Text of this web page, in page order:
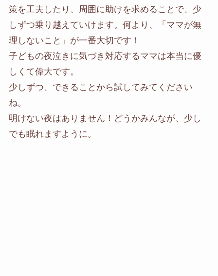
策を工夫したり、周囲に助けを求めることで、少
しずつ乗り越えていけます。何より、「ママが無
理しないこと」が一番大切です！
子どもの夜泣きに気づき対応するママは本当に優
しくて偉大です。
少しずつ、できることから試してみてください
ね。
明けない夜はありません！どうかみんなが、少し
でも眠れますように。